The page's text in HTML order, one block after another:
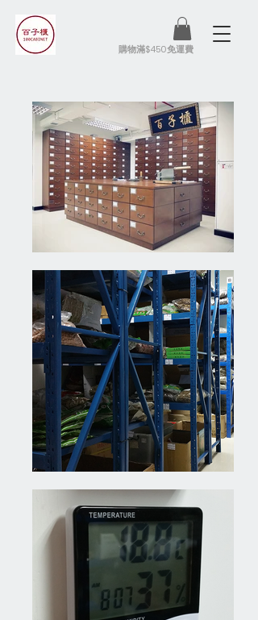
​購物滿$450免運費